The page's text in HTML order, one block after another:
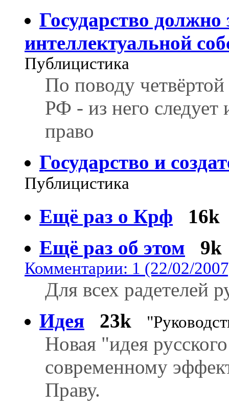
Государство должно
интеллектуальной
Публицистика
По поводу
РФ - из него следует
право
Государство и
Публицистика
Ещё раз о Крф
16k
Ещё раз об этом
9k
Комментарии: 1 (22/02/
Для всех радетелей
Идея
23k
Новая "идея
современному
Праву.